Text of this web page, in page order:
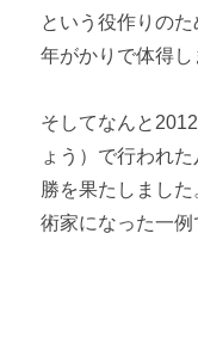
という役作りの
年がかりで体得し
そしてなんと
ょう）で行われ
勝を果たしまし
術家になった一例